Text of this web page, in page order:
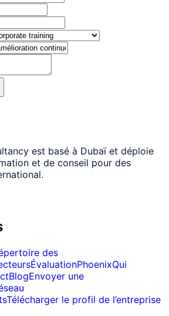
est basé à Dubaï et déploie
et de conseil pour des
des
ÉvaluationPhoenixQui
BlogEnvoyer une
Télécharger le profil de l’entreprise